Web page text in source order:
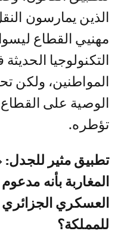
الذين يمارسون
مهنيي القطاع
التكنولوجيا
المواطنين، ولكن
الوصية على القطاع،
تؤطره.
تطبيق مثير للجدل:
المغاربة بأنه
العسكري الجزائري
للمملكة؟